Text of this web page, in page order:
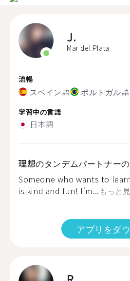
J.
Mar del Plata
流暢
スペイン語 ポルトガル語
学習中の言語
日本語
理想のタンデムパートナー
Someone who wants to
is kind and fun! I'm... もっと
アプリをダ